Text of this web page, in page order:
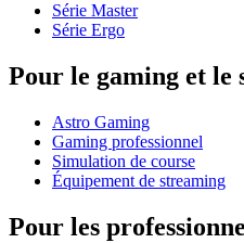
Série Master
Série Ergo
Pour le gaming et le
Astro Gaming
Gaming professionnel
Simulation de course
Équipement de streaming
Pour les